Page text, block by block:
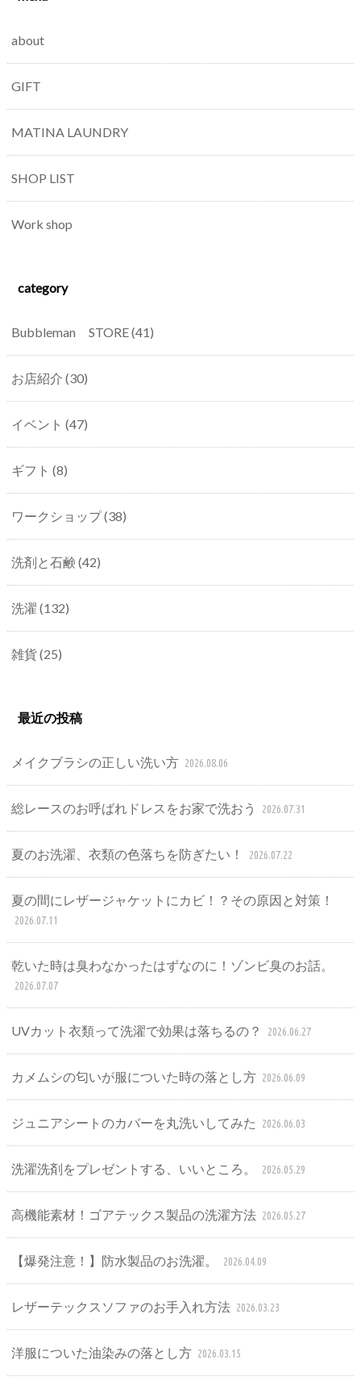
about
GIFT
MATINA LAUNDRY
SHOP LIST
Work shop
category
Bubbleman STORE(41)
お店紹介 (30)
イベント (47)
ギフト (8)
ワークショップ(38)
洗剤と石鹸 (42)
洗濯 (132)
雑貨(25)
最近の投稿
メイクブラシの正しい洗い方 2026.08.06
総レースのお呼ばれドレスをお家で洗おう 2026.07.31
夏のお洗濯、衣類の色落ちを防ぎたい！ 2026.07.22
夏の間にレザージャケットにカビ！？その原因と対策！
2026.07.11
乾いた時は臭わなかったはずなのに！ゾンビ臭のお話。
2026.07.07
UVカット衣類って洗濯で効果は落ちるの？ 2026.06.27
カメムシの匂いが服についた時の落とし方 2026.06.09
ジュニアシートのカバーを丸洗いしてみた 2026.06.03
洗濯洗剤をプレゼントする、いいところ。 2026.05.29
高機能素材！ゴアテックス製品の洗濯方法 2026.05.27
【爆発注意！】防水製品のお洗濯。 2026.04.09
レザーテックスソファのお手入れ方法 2026.03.23
洋服についた油染みの落とし方 2026.03.15